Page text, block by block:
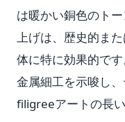
は暖かい銅色のト
上げは、歴史的ま
体に特に効果的で
金属細工を示唆し
filigreeアートの長